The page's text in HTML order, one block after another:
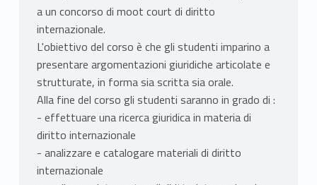
a un concorso di moot court di diritto
internazionale.
L'obiettivo del corso è che gli studenti imparino a
presentare argomentazioni giuridiche articolate e
strutturate, in forma sia scritta sia orale.
Alla fine del corso gli studenti saranno in grado di :
- effettuare una ricerca giuridica in materia di
diritto internazionale
- analizzare e catalogare materiali di diritto
internazionale